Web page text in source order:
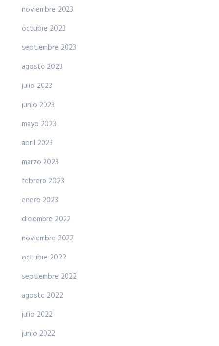
noviembre 2023
octubre 2023
septiembre 2023
agosto 2023
julio 2023
junio 2023
mayo 2023
abril 2023
marzo 2023
febrero 2023
enero 2023
diciembre 2022
noviembre 2022
octubre 2022
septiembre 2022
agosto 2022
julio 2022
junio 2022